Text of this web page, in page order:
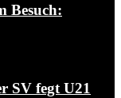
Besuch:
SV fegt U21